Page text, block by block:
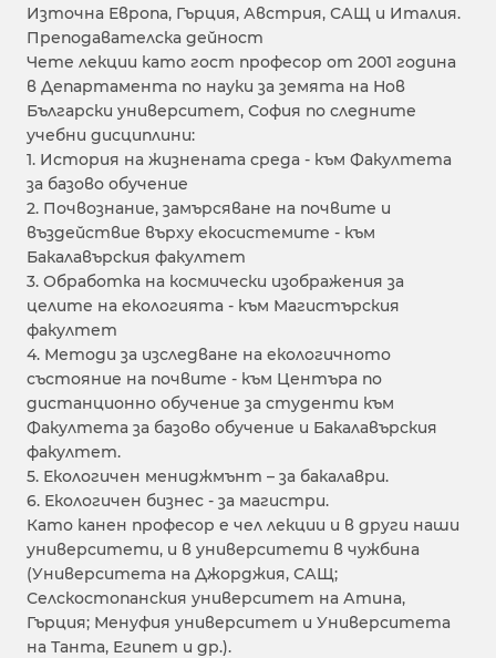
Източна Европа, Гърция, Австрия, САЩ и Италия.
Преподавателска дейност
Чете лекции като гост професор от 2001 година
в Департамента по науки за земята на Нов
Български университет, София по следните
учебни дисциплини:
1. История на жизнената среда - към Факултета
за базово обучение
2. Почвознание, замърсяване на почвите и
въздействие върху екосистемите - към
Бакалавърския факултет
3. Обработка на космически изображения за
целите на екологията - към Магистърския
факултет
4. Методи за изследване на екологичното
състояние на почвите - към Центъра по
дистанционно обучение за студенти към
Факултета за базово обучение и Бакалавърския
факултет.
5. Екологичен мениджмънт – за бакалаври.
6. Екологичен бизнес - за магистри.
Като канен професор е чел лекции и в други наши
университети, и в университети в чужбина
(Университета на Джорджия, САЩ;
Селскостопанския университет на Атина,
Гърция; Менуфия университет и Университета
на Танта, Египет и др.).